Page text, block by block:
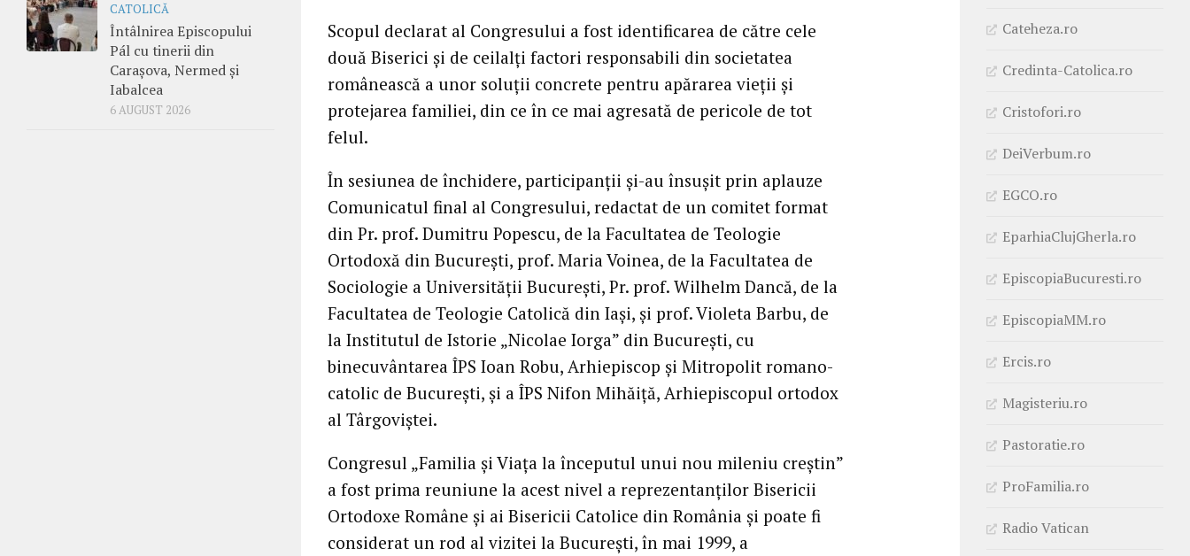
Scopul declarat al Congresului a fost identificarea de către cele
două Biserici şi de ceilalţi factori responsabili din societatea
românească a unor soluţii concrete pentru apărarea vieţii şi
protejarea familiei, din ce în ce mai agresată de pericole de tot
felul.
În sesiunea de închidere, participanţii şi-au însuşit prin aplauze
Comunicatul final al Congresului, redactat de un comitet format
din Pr. prof. Dumitru Popescu, de la Facultatea de Teologie
Ortodoxă din Bucureşti, prof. Maria Voinea, de la Facultatea de
Sociologie a Universităţii Bucureşti, Pr. prof. Wilhelm Dancă, de la
Facultatea de Teologie Catolică din Iaşi, şi prof. Violeta Barbu, de
la Institutul de Istorie „Nicolae Iorga” din Bucureşti, cu
binecuvântarea ÎPS Ioan Robu, Arhiepiscop şi Mitropolit romano-
catolic de Bucureşti, şi a ÎPS Nifon Mihăiţă, Arhiepiscopul ortodox
al Târgoviştei.
Congresul „Familia şi Viaţa la începutul unui nou mileniu creştin”
a fost prima reuniune la acest nivel a reprezentanţilor Bisericii
Ortodoxe Române şi ai Bisericii Catolice din România şi poate fi
considerat un rod al vizitei la Bucureşti, în mai 1999, a
CATOLICĂ
Întâlnirea Episcopului
Pál cu tinerii din
Carașova, Nermed și
Iabalcea
6 AUGUST 2026
Cateheza.ro
Credinta-Catolica.ro
Cristofori.ro
DeiVerbum.ro
EGCO.ro
EparhiaClujGherla.ro
EpiscopiaBucuresti.ro
EpiscopiaMM.ro
Ercis.ro
Magisteriu.ro
Pastoratie.ro
ProFamilia.ro
Radio Vatican